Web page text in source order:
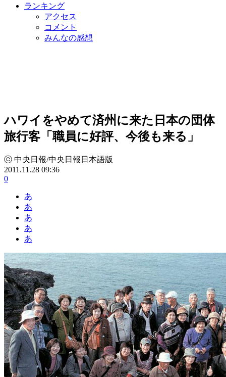
ランキング
アクセス
コメント
みんなの感想
ハワイをやめて済州に来た日本の団体
旅行客「職員に好評、今後も来る」
ⓒ 中央日報/中央日報日本語版
2011.11.28 09:36
0
あ
あ
あ
あ
あ